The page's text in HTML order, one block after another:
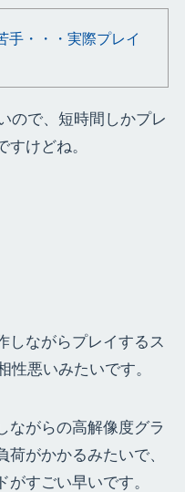
手・・・実際プレイ
ので、短時間しかプレ
けどね。
しながらプレイするス
性悪いみたいです。
ながらの高解像度グラ
がかかるみたいで、
すごい早いです。